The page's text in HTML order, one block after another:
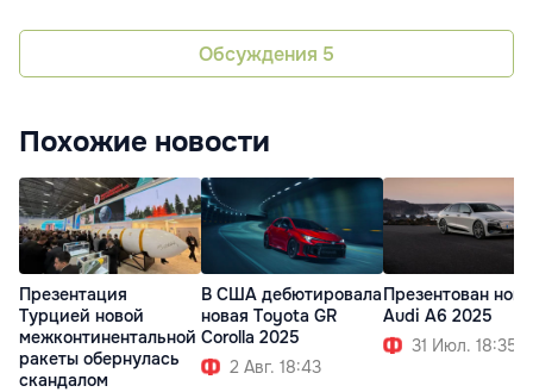
Обсуждения 5
Похожие новости
Презентация
Турцией новой
межконтинентальной
ракеты обернулась
скандалом
В США дебютировала
новая Toyota GR
Corolla 2025
2 Авг. 18:43
Презентован
Audi A6 2025
31 Июл. 18:35